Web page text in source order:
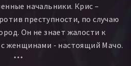
начальники. Крис –
преступности, по случаю
Он не знает жалости к
женщинами - настоящий Мачо.
сила и